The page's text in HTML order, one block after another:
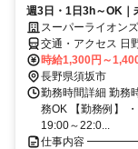
週3日・1日3h～OK｜
スーパーライオン
交通・アクセス 日
時給1,300円～
長野県須坂市
勤務時間詳細 勤務
務OK 【勤務例】
19:00～22:0...
仕事内容